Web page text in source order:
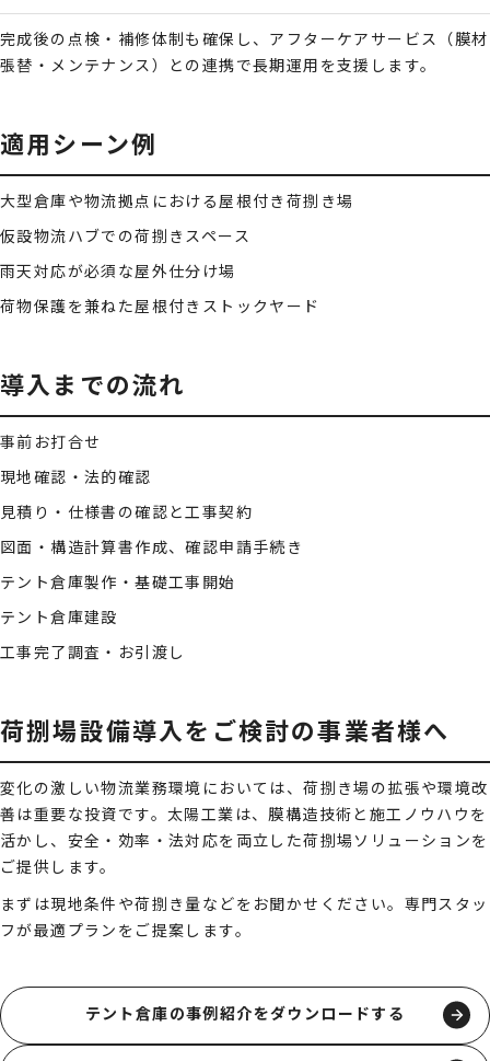
完成後の点検・補修体制も確保し、アフターケアサービス（膜材
張替・メンテナンス）との連携で長期運用を支援します。
適用シーン例
大型倉庫や物流拠点における屋根付き荷捌き場
仮設物流ハブでの荷捌きスペース
雨天対応が必須な屋外仕分け場
荷物保護を兼ねた屋根付きストックヤード
導入までの流れ
事前お打合せ
現地確認・法的確認
見積り・仕様書の確認と工事契約
図面・構造計算書作成、確認申請手続き
テント倉庫製作・基礎工事開始
テント倉庫建設
工事完了調査・お引渡し
荷捌場設備導入をご検討の事業者様へ
変化の激しい物流業務環境においては、荷捌き場の拡張や環境改
善は重要な投資です。太陽工業は、膜構造技術と施工ノウハウを
活かし、安全・効率・法対応を両立した荷捌場ソリューションを
ご提供します。
まずは現地条件や荷捌き量などをお聞かせください。専門スタッ
フが最適プランをご提案します。
テント倉庫の事例紹介をダウンロードする